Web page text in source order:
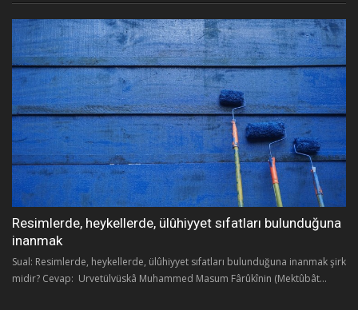
Resimlerde, heykellerde, ülûhiyyet sıfatları bulunduğuna
inanmak
Sual: Resimlerde, heykellerde, ülûhiyyet sıfatları bulunduğuna inanmak şirk
midir? Cevap: Urvetülvüskâ Muhammed Masum Fârûkînin (Mektûbât...